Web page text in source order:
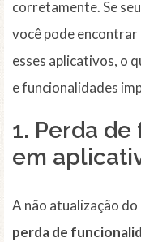
corretamente. Se
você pode
esses aplicativos, o
e funcionalidades
1. Perda
em
A não atualização
perda de